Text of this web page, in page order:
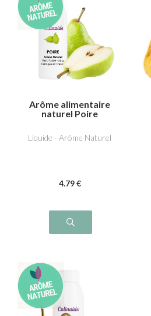
Arôme alimentaire
naturel Poire
Liquide - Arôme Naturel
4.79 €